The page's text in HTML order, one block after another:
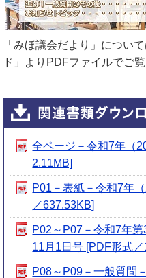
「みほ議会だより」につい
ド」よりPDFファイルでご
全ページ－令和7年（
2.11MB]
P01－表紙－令和7年
／637.53KB]
P02～P07－令和7年第
11月1日号 [PDF形式／
P08～P09－一般質問